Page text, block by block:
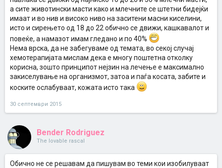
а сите животински масти како и млечните се штетни бидејќи
имаат и во нив и високо ниво на заситени масни киселини,
исто и сирењето од 18 до 22 обично се движи, кашкавалот и
повеќе, а намазот имам гледано и по 40%
Нема врска, да не забегуваме од темата, во секој случај
хемотерапијата мислам дека е многу поштетна отколку
корисна, зошто принципот нејзин на лечење е максимално
закиселување на организмот, затоа и паѓа косата, забите и
коските ослабуваат, кожата исто така
30 септември 2015
Bender Rodriguez
The lovable rascal
Обично не се решавам да пишувам во теми кои изобилуваат